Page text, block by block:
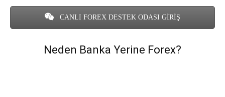
CANLI FOREX DESTEK ODASI GİRİŞ
Neden Banka Yerine Forex?